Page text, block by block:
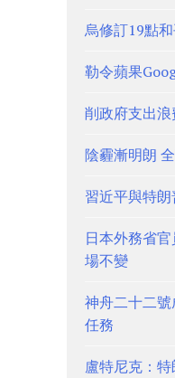
烏修訂19點
勒令蘋果
削政府支出浪
陰霾漸明朗
習近平與特
日本外務省
場不變
神舟二十二
任務
盧特尼克：